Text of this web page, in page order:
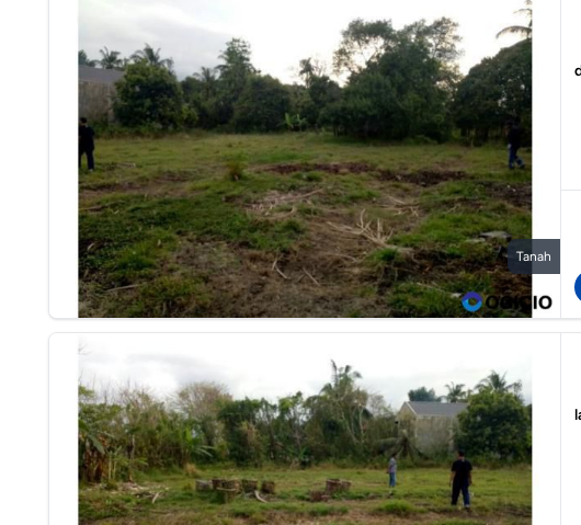
Tanah